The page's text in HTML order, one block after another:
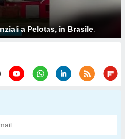
a Pelotas, in Brasile.